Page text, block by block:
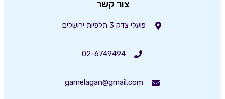
צור קשר
פועלי צדק 3 תלפיות ירושלים
02-6749494
gamelagan@gmail.com